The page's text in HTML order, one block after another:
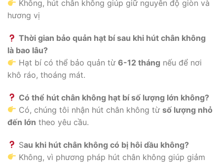
Không, hút chân không giúp giữ nguyên độ giòn và
hương vị
Thời gian bảo quản hạt bí sau khi hút chân không
là bao lâu?
Hạt bí có thể bảo quản từ6-12 tháng nếu để nơi
khô ráo, thoáng mát.
Có thể hút chân không hạt bí số lượng lớn không?
Có, chúng tôi nhận hút chân không từsố lượng nhỏ
đến lớn theo yêu cầu.
Sau khi hút chân không có bị hôi dầu không?
Không, vì phương pháp hút chân không giúp giảm